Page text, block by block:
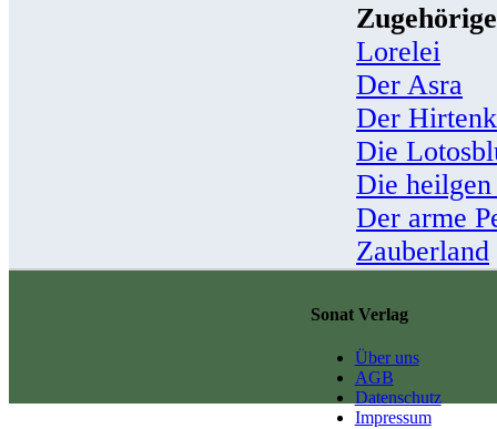
Lorelei
Der Asra
Der
Die
Die
Der arme
Zauberland
Sonat Verlag
Über uns
AGB
Datenschutz
Impressum